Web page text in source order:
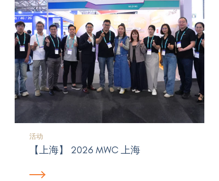
活动
【上海】 2026 MWC 上海